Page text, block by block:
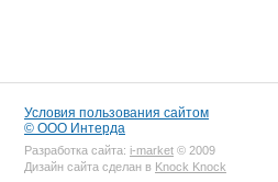
Условия пользования сайтом
© ООО Интерда
Разработка сайта: i-market © 2009
Дизайн сайта сделан в Knock Knock